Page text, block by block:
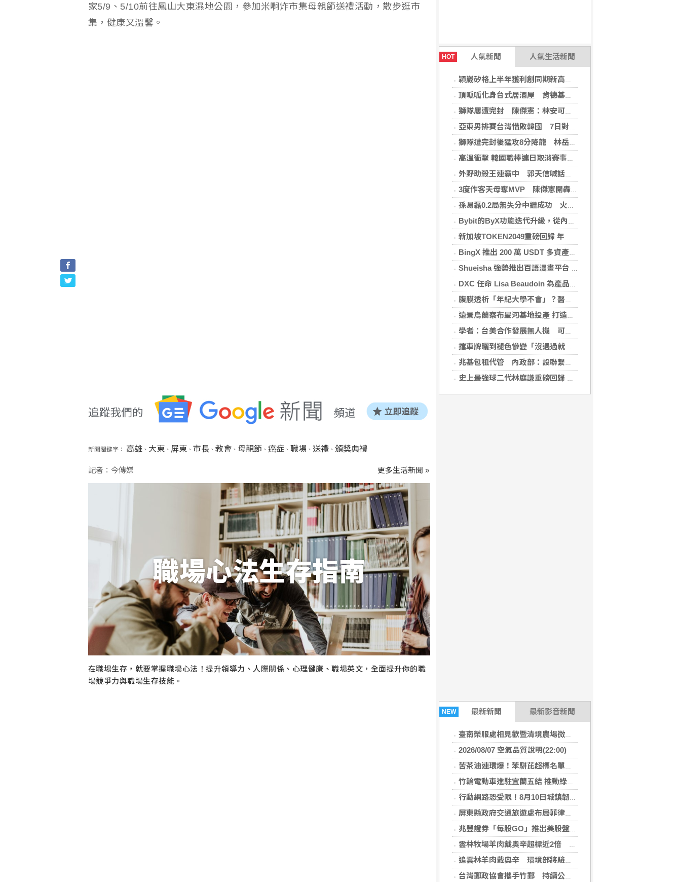
HOT 人氣新聞 人氣生活新聞
穎崴矽格上半年獲利創同期新高 AI先進製程需求帶動
頂呱呱化身台式居酒屋 肯德基聯名EVA攻漫迷
獅隊屢遭完封 陳傑憲：林安可這種天才也願改變
亞東男排賽台灣惜敗韓國 7日對戰日本拚4強
獅隊遭完封後猛攻8分降龍 林岳平：總是要發揮
高溫衝擊 韓國職棒連日取消賽事、11日起晚間7時開打
外野助殺王連霸中 郭天信喊話挑戰生涯百助殺
3度作客天母奪MVP 陳傑憲開轟擊退雙殺心魔
孫易磊0.2局無失分中繼成功 火腿擊敗軟銀
Bybit的ByX功能迭代升級，從內容平台全面進化為社交交易樞紐，新增多項特色功能
新加坡TOKEN2049重磅回歸 年度行業頂級盛會再度啟幕
BingX 推出 200 萬 USDT 多資產交易活動，聚焦當前最受關注的市場趨勢
Shueisha 強勢推出百語漫畫平台 MANGA MILLION 大舉進軍全球市場
DXC 任命 Lisa Beaudoin 為產品總監，以加速產品導向型增長
腹膜透析「年紀大學不會」？醫：年齡並非限制 評估還要看3面向
遠景烏蘭察布星河基地投產 打造吉瓦級AI基礎設施新模式
學者：台美合作發展無人機 可降對中依賴強化嚇阻
擋車牌曬到褪色慘變「沒遇過就好了」！崔始源親朝聖崩潰喊：記得常換照片
兆基包租代管 內政部：設聯繫諮詢窗口統一受理
史上最強球二代林庭謙重磅回歸 林庭謙可否取代雙林成為戰神吸鈔機?
NEW 最新新聞 最新影音新聞
臺南榮服處相見歡暨清境農場微旅行 幸福小榮眷圓滿築夢
2026/08/07 空氣品質說明(22:00)
苦茶油連環爆！苯駢芘超標名單再增2款 官方急令全面下架
竹輪電動車進駐宜蘭五結 推動綠能永續及高齡關懷
行動網路恐受限！8月10日城鎮韌性演習 北港警籲民眾快準備
屏東縣政府交通旅遊處布局菲律賓觀光市場 拜會航空公司與旅遊巨頭共拓國際客源
兆豐證券「每股GO」推出美股盤前交易 下午4點搶先布局
雲林牧場羊肉戴奧辛超標近2倍 問題羊全數撲殺、環境部追查牧草來源
追雲林羊肉戴奧辛 環境部將驗牧草生長處環境介質
台灣郵政協會攜手竹郵 持續公益關懷暨改善獨居長者居住環境傳遞溫暖愛心
家5/9、5/10前往鳳山大東濕地公園，參加米啊炸市集母親節送禮活動，散步逛市
集，健康又溫馨。
新聞關鍵字： 高雄、 大東、 屏東、 市長、 教會、 母親節 、 癌症、 職場 、 送禮、 頒獎典禮
記者：今傳媒 更多生活新聞 »
職場心法生存指南
在職場生存，就要掌握職場心法！提升領導力、人際關係、心理健康、職場英文，全面提升你的職
場競爭力與職場生存技能。